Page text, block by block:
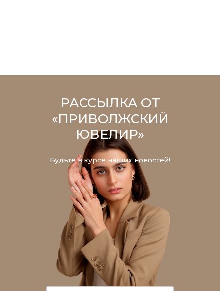
РАССЫЛКА ОТ
«ПРИВОЛЖСКИЙ
ЮВЕЛИР»
Будьте в курсе наших новостей!